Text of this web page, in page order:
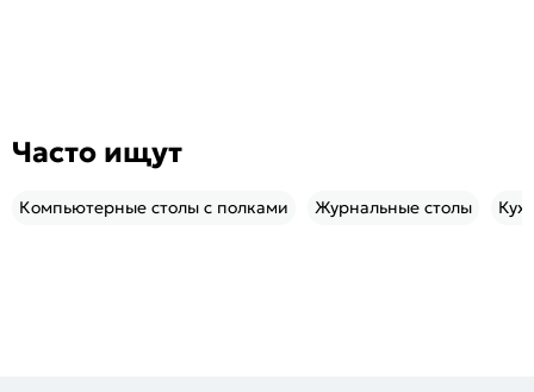
Часто ищут
Компьютерные столы с полками Журнальные столы